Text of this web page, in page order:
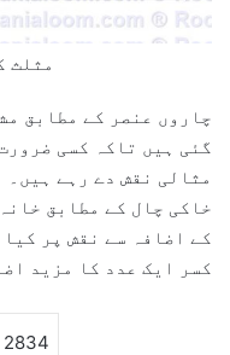
مثلث
چاروں عنصر کے مطابق
گئی ہیں تاکہ کسی
مثالی نقش دے رہے ہیں۔
کسر ایک عدد کا مزید
2834